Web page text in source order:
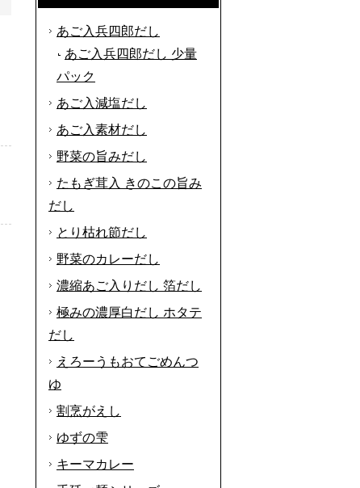
あご入兵四郎だし
あご入兵四郎だし 少量
パック
あご入減塩だし
あご入素材だし
野菜の旨みだし
たもぎ茸入 きのこの旨み
だし
とり枯れ節だし
野菜のカレーだし
濃縮あご入りだし 箔だし
極みの濃厚白だし ホタテ
だし
えろーうもおてごめんつ
ゆ
割烹がえし
ゆずの雫
キーマカレー